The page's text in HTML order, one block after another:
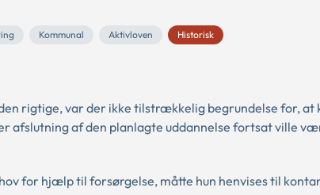
Kommunal Aktivloven Historisk
rigtige, var der ikke tilstrækkelig begrundelse for, at
afslutning af den planlagte uddannelse fortsat ville
for hjælp til forsørgelse, måtte hun henvises til